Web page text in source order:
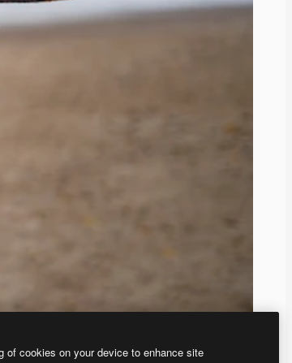
of cookies on your device to enhance site